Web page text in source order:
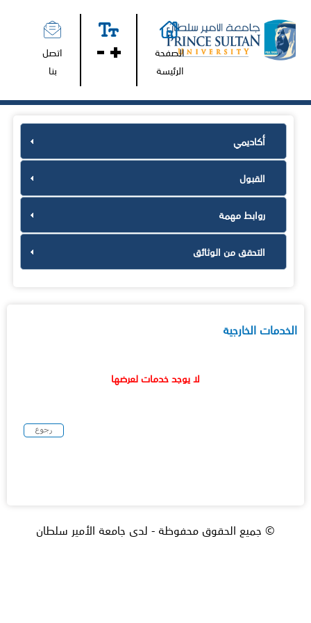
الصفحة
الرئيسة
اتصل
بنا
أكاديمي
القبول
روابط مهمة
التحقق من الوثائق
الخدمات الخارجية
لا يوجد خدمات لعرضها
© جميع الحقوق محفوظة - لدى جامعة الأمير سلطان